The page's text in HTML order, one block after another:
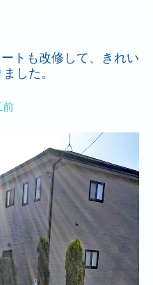
トも改修して、きれい
した。
前